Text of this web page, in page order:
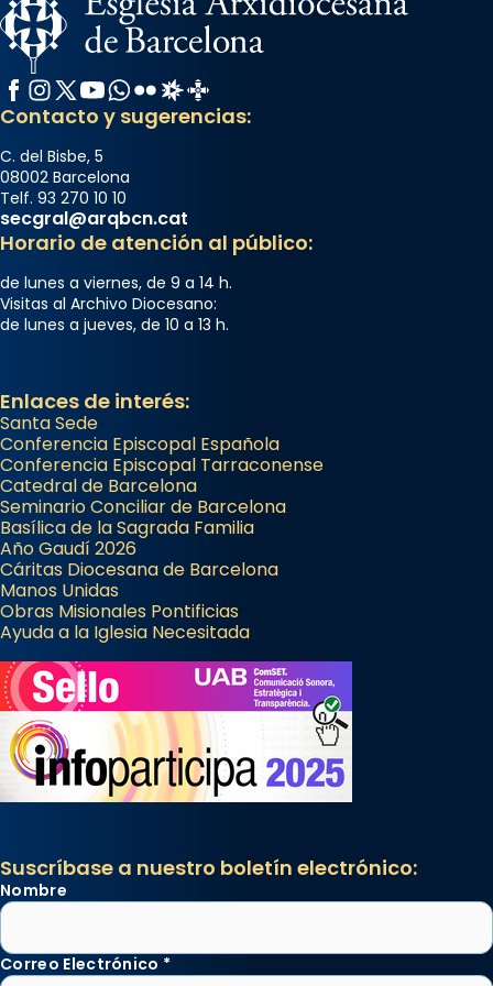
apòstol màrtir, decapitat a Jerusalem per
Herodes Agripa (vers l'any 44).
Patró de Galícia, després de les invasions
musulmanes fou venerat com a patró dels
Regnes castellans i més tard de tota
Espanya.
El seu sepulcre a Compostela fou un g
...Ver más
Foto
View on Facebook · Share
Facebook
Instagram
X / Twitter
YouTube
WhatsApp
FlickrRadio Estel
Catalunya Cristiana
Contacto y sugerencias:
C. del Bisbe, 5
08002 Barcelona
Telf. 93 270 10 10
secgral@arqbcn.cat
Horario de atención al público:
de lunes a viernes, de 9 a 14 h.
Visitas al Archivo Diocesano:
de lunes a jueves, de 10 a 13 h.
Enlaces de interés:
Santa Sede
Conferencia Episcopal Española
Conferencia Episcopal Tarraconense
Catedral de Barcelona
Seminario Conciliar de Barcelona
Basílica de la Sagrada Familia
Año Gaudí 2026
Cáritas Diocesana de Barcelona
Manos Unidas
Obras Misionales Pontificias
Ayuda a la Iglesia Necesitada
Suscríbase a nuestro boletín electrónico:
Nombre
Correo Electrónico *